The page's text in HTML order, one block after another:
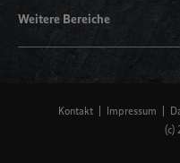
Weitere Bereiche
Kontakt Impressum
(c)